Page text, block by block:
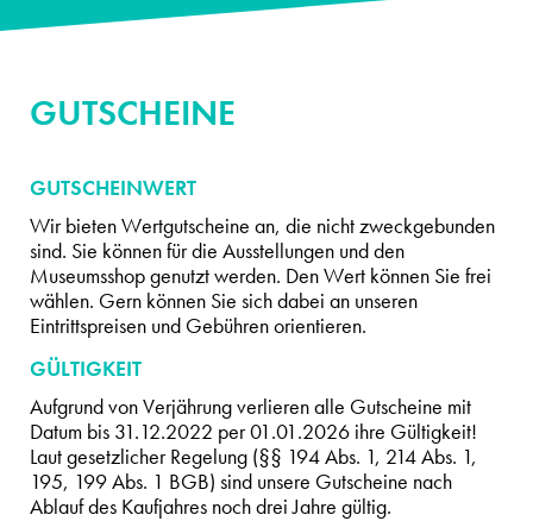
GUTSCHEINE
GUTSCHEINWERT
Wir bieten Wertgutscheine an, die nicht zweckgebunden
sind. Sie können für die Ausstellungen und den
Museumsshop genutzt werden. Den Wert können Sie frei
wählen. Gern können Sie sich dabei an unseren
Eintrittspreisen und Gebühren orientieren.
GÜLTIGKEIT
Aufgrund von Verjährung verlieren alle Gutscheine mit
Datum bis 31.12.2022 per 01.01.2026 ihre Gültigkeit!
Laut gesetzlicher Regelung (§§ 194 Abs. 1, 214 Abs. 1,
195, 199 Abs. 1 BGB) sind unsere Gutscheine nach
Ablauf des Kaufjahres noch drei Jahre gültig.